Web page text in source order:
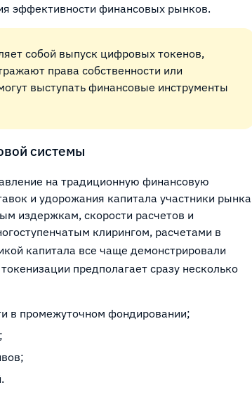
эффективности финансовых рынков.
собой выпуск цифровых токенов,
права собственности или
выступать финансовые инструменты
системы
на традиционную финансовую
и удорожания капитала участники рынка
издержкам, скорости расчетов и
клирингом, расчетами в
капитала все чаще демонстрировали
предполагает сразу несколько
в промежуточном фондировании;